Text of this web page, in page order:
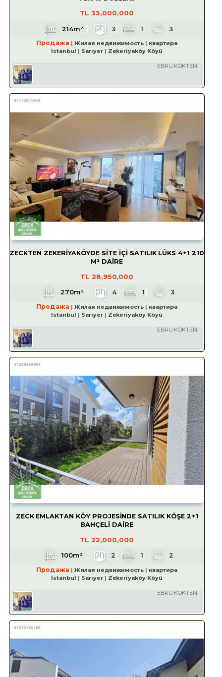
TL 33,000,000
214m² 3 1
3
Продажа
Жилая недвижимость
квартира
Istanbul
Sarıyer Zekeriyaköy Köyü
EBRU KÖKTEN
ZECKTEN ZEKERİYAKÖYDE SİTE İÇİ SATILIK LÜKS 4+1 210
M² DAİRE
TL 28,950,000
270m² 4 1
3
Продажа
Жилая недвижимость
квартира
Istanbul
Sarıyer Zekeriyaköy Köyü
EBRU KÖKTEN
ZECK EMLAKTAN KÖY PROJESİNDE SATILIK KÖŞE 2+1
BAHÇELİ DAİRE
TL 22,000,000
100m² 2 1
2
Продажа
Жилая недвижимость
квартира
Istanbul
Sarıyer Zekeriyaköy Köyü
EBRU KÖKTEN